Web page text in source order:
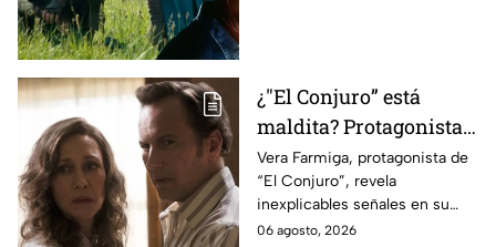
¿"El Conjuro” está
maldita? Protagonista
revela INQUIETANTES
señales en su cuerpo
durante la grabación de
Vera Farmiga, protagonista de
“El Conjuro”, revela
inexplicables señales en su
cuerpo durante el rodaje de la
06 agosto, 2026